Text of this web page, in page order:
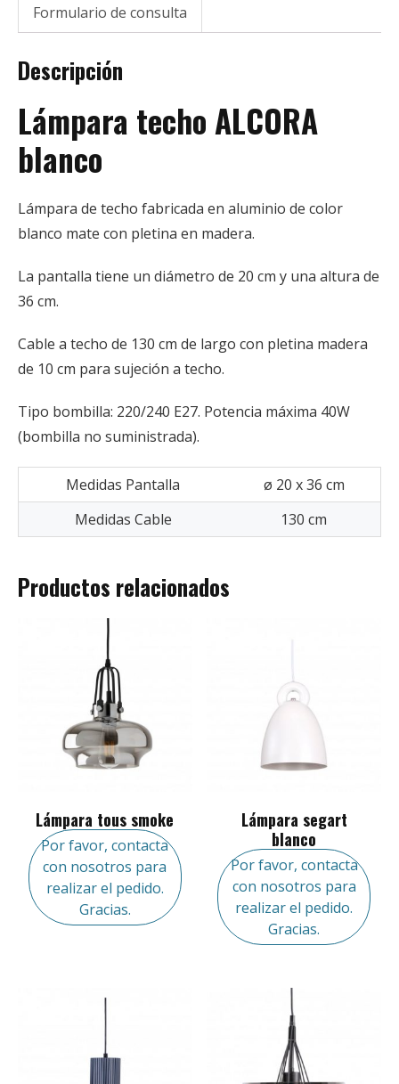
Formulario de consulta
Descripción
Lámpara techo ALCORA
blanco
Lámpara de techo fabricada en aluminio de color
blanco mate con pletina en madera.
La pantalla tiene un diámetro de 20 cm y una altura de
36 cm.
Cable a techo de 130 cm de largo con pletina madera
de 10 cm para sujeción a techo.
Tipo bombilla: 220/240 E27. Potencia máxima 40W
(bombilla no suministrada).
Medidas Pantalla
ø 20 x 36 cm
Medidas Cable
130 cm
Productos relacionados
Lámpara tous smoke
Por favor, contacta
con nosotros para
realizar el pedido.
Gracias.
Lámpara segart
blanco
Por favor, contacta
con nosotros para
realizar el pedido.
Gracias.